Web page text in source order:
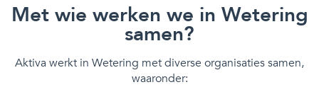
Met wie werken we in Wetering
samen?
Aktiva werkt in Wetering met diverse organisaties samen,
waaronder: